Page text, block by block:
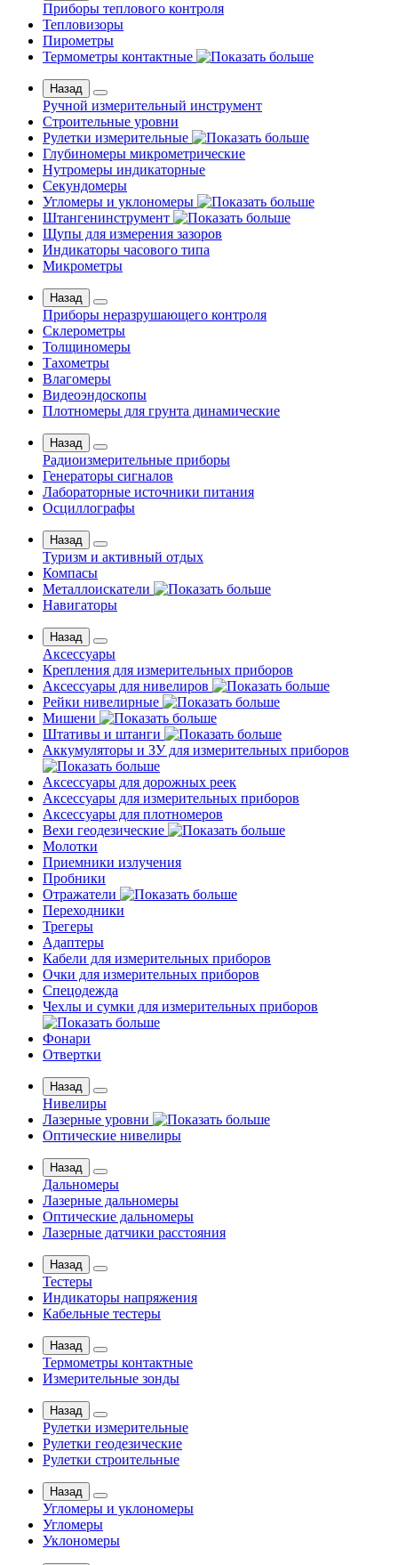
Приборы теплового контроля
Тепловизоры
Пирометры
Термометры контактные
Назад
Ручной измерительный инструмент
Строительные уровни
Рулетки измерительные
Глубиномеры микрометрические
Нутромеры индикаторные
Секундомеры
Угломеры и уклономеры
Штангенинструмент
Щупы для измерения зазоров
Индикаторы часового типа
Микрометры
Назад
Приборы неразрушающего контроля
Склерометры
Толщиномеры
Тахометры
Влагомеры
Видеоэндоскопы
Плотномеры для грунта динамические
Назад
Радиоизмерительные приборы
Генераторы сигналов
Лабораторные источники питания
Осциллографы
Назад
Туризм и активный отдых
Компасы
Металлоискатели
Навигаторы
Назад
Аксессуары
Крепления для измерительных приборов
Аксессуары для нивелиров
Рейки нивелирные
Мишени
Штативы и штанги
Аккумуляторы и ЗУ для измерительных приборов
Аксессуары для дорожных реек
Аксессуары для измерительных приборов
Аксессуары для плотномеров
Вехи геодезические
Молотки
Приемники излучения
Пробники
Отражатели
Переходники
Трегеры
Адаптеры
Кабели для измерительных приборов
Очки для измерительных приборов
Спецодежда
Чехлы и сумки для измерительных приборов
Фонари
Отвертки
Назад
Нивелиры
Лазерные уровни
Оптические нивелиры
Назад
Дальномеры
Лазерные дальномеры
Оптические дальномеры
Лазерные датчики расстояния
Назад
Тестеры
Индикаторы напряжения
Кабельные тестеры
Назад
Термометры контактные
Измерительные зонды
Назад
Рулетки измерительные
Рулетки геодезические
Рулетки строительные
Назад
Угломеры и уклономеры
Угломеры
Уклономеры